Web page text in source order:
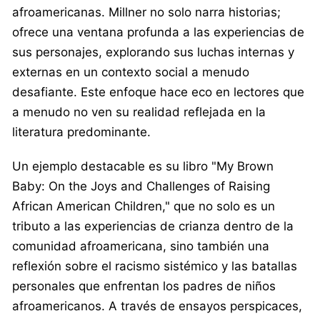
afroamericanas. Millner no solo narra historias;
ofrece una ventana profunda a las experiencias de
sus personajes, explorando sus luchas internas y
externas en un contexto social a menudo
desafiante. Este enfoque hace eco en lectores que
a menudo no ven su realidad reflejada en la
literatura predominante.
Un ejemplo destacable es su libro "My Brown
Baby: On the Joys and Challenges of Raising
African American Children," que no solo es un
tributo a las experiencias de crianza dentro de la
comunidad afroamericana, sino también una
reflexión sobre el racismo sistémico y las batallas
personales que enfrentan los padres de niños
afroamericanos. A través de ensayos perspicaces,